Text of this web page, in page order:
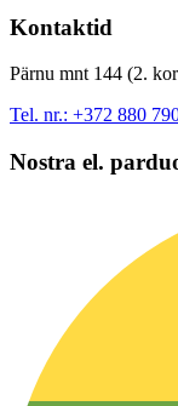
Kontaktid
Pärnu mnt 144 (2.
Tel. nr.: +372 880
Nostra el.